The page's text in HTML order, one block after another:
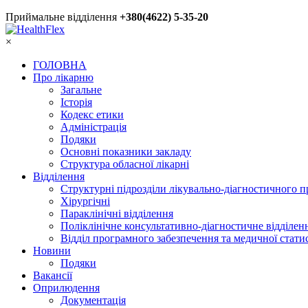
Приймальне відділення +380(4622) 5-35-20
×
ГОЛОВНА
Про лікарню
Загальне
Історія
Кодекс етики
Адміністрація
Подяки
Основні показники закладу
Структура обласної лікарні
Відділення
Структурні підрозділи лікувально-діагностичного
Хірургічні
Параклінічні відділення
Поліклінічне консультативно-діагностичне
Відділ програмного забезпечення та медичної
Новини
Подяки
Вакансії
Оприлюдення
Документація